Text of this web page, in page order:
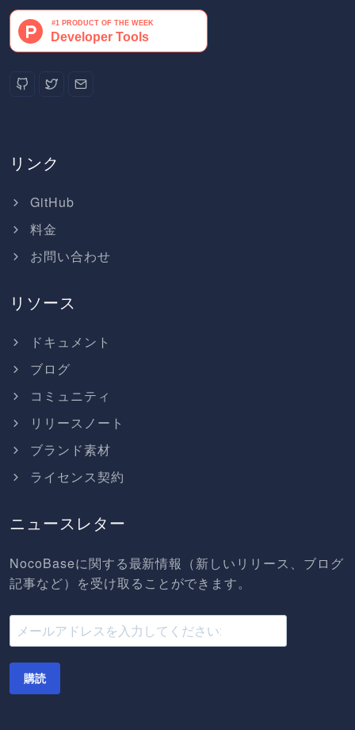
リンク
GitHub
料金
お問い合わせ
リソース
ドキュメント
ブログ
コミュニティ
リリースノート
ブランド素材
ライセンス契約
ニュースレター
NocoBaseに関する最新情報（新しいリリース、ブログ
記事など）を受け取ることができます。
購読